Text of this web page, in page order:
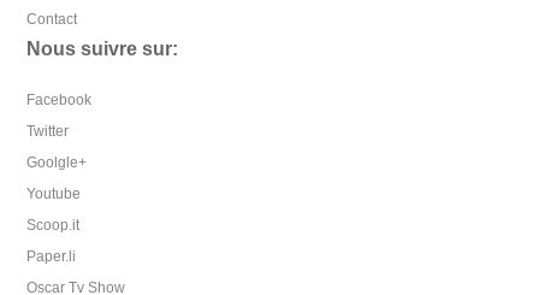
Contact
Nous suivre sur:
Facebook
Twitter
Goolgle+
Youtube
Scoop.it
Paper.li
Oscar Tv Show